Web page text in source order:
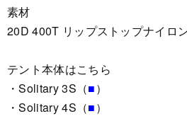
素材
20D 400T リップストップナイロ
テント本体はこちら
・Solitary 3S（■）
・Solitary 4S（■）